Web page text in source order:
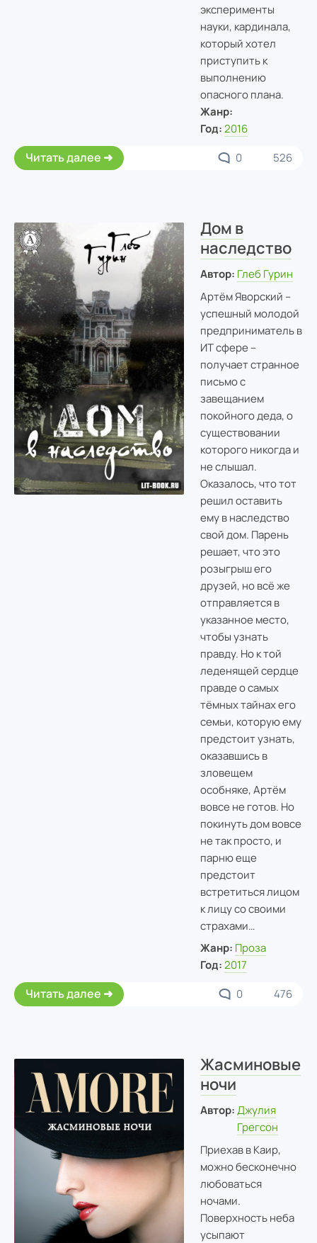
эксперименты
науки, кардинала,
который хотел
приступить к
выполнению
опасного плана.
Жанр:
Год: 2016
Читать далее 0 526
Дом в
наследство
Автор: Глеб Гурин
Артём Яворский –
успешный молодой
предприниматель в
ИТ сфере –
получает странное
письмо с
завещанием
покойного деда, о
существовании
которого никогда и
не слышал.
Оказалось, что тот
решил оставить
ему в наследство
свой дом. Парень
решает, что это
розыгрыш его
друзей, но всё же
отправляется в
указанное место,
чтобы узнать
правду. Но к той
леденящей сердце
правде о самых
тёмных тайнах его
семьи, которую ему
предстоит узнать,
оказавшись в
зловещем
особняке, Артём
вовсе не готов. Но
покинуть дом вовсе
не так просто, и
парню еще
предстоит
встретиться лицом
к лицу со своими
страхами…
Жанр: Проза
Год: 2017
Читать далее 0 476
Жасминовые
ночи
Автор: Джулия
Грегсон
Приехав в Каир,
можно бесконечно
любоваться
ночами.
Поверхность неба
усыпают